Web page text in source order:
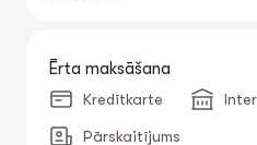
Ērta maksāšana
Kredītkarte
Pārskaitījums